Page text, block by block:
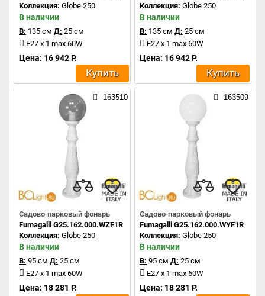
Коллекция: Globe 250
В наличии
В: 135 см Д: 25 см
E27 x 1 max 60W
Цена: 16 942 Р.
Купить
Коллекция: Globe 250
В наличии
В: 135 см Д: 25 см
E27 x 1 max 60W
Цена: 16 942 Р.
Купить
163510
Садово-парковый фонарь
Fumagalli G25.162.000.WZF1R
Коллекция: Globe 250
В наличии
В: 95 см Д: 25 см
E27 x 1 max 60W
Цена: 18 281 Р.
163509
Садово-парковый фонарь
Fumagalli G25.162.000.WYF1R
Коллекция: Globe 250
В наличии
В: 95 см Д: 25 см
E27 x 1 max 60W
Цена: 18 281 Р.